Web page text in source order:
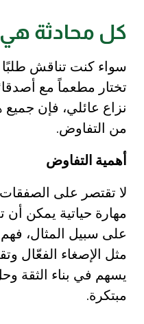
كل محادثة
سواء كنت تناقش
تختار مطعماً مع
نزاع عائلي، فإن
من التفاوض.
أهمية التفاوض
لا تقتصر على الصفقات
مهارة حياتية يمكن أن
على سبيل المثال، فهم
مثل الإصغاء الفعّال
يسهم في بناء الثقة
مبتكرة.